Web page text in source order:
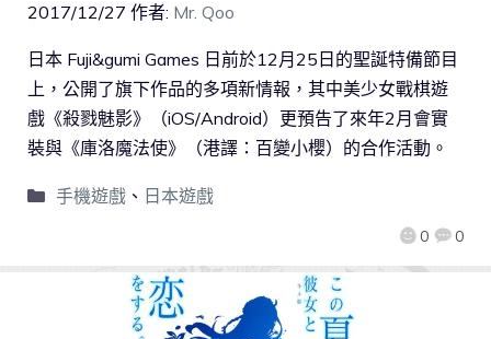
2017/12/27 作者: Mr. Qoo
0 0
日本 Fuji&gumi Games 日前於12月25日的聖誕特備節目
上，公開了旗下作品的多項新情報，其中美少女戰棋遊
戲《殺戮魅影》（iOS/Android）更預告了來年2月會實
裝與《庫洛魔法使》（港譯：百變小櫻）的合作活動。
手機遊戲、 日本遊戲